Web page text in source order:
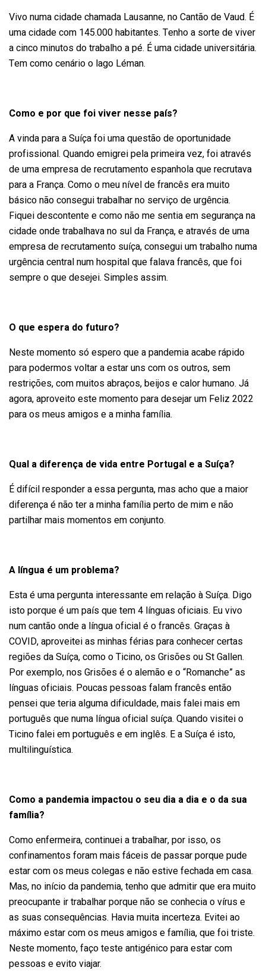
Vivo numa cidade chamada Lausanne, no Cantão de Vaud. É
uma cidade com 145.000 habitantes. Tenho a sorte de viver
a cinco minutos do trabalho a pé. É uma cidade universitária.
Tem como cenário o lago Léman.
Como e por que foi viver nesse país?
A vinda para a Suíça foi uma questão de oportunidade
profissional. Quando emigrei pela primeira vez, foi através
de uma empresa de recrutamento espanhola que recrutava
para a França. Como o meu nível de francês era muito
básico não consegui trabalhar no serviço de urgência.
Fiquei descontente e como não me sentia em segurança na
cidade onde trabalhava no sul da França, e através de uma
empresa de recrutamento suíça, consegui um trabalho numa
urgência central num hospital que falava francês, que foi
sempre o que desejei. Simples assim.
O que espera do futuro?
Neste momento só espero que a pandemia acabe rápido
para podermos voltar a estar uns com os outros, sem
restrições, com muitos abraços, beijos e calor humano. Já
agora, aproveito este momento para desejar um Feliz 2022
para os meus amigos e a minha família.
Qual a diferença de vida entre Portugal e a Suíça?
É difícil responder a essa pergunta, mas acho que a maior
diferença é não ter a minha família perto de mim e não
partilhar mais momentos em conjunto.
A língua é um problema?
Esta é uma pergunta interessante em relação à Suíça. Digo
isto porque é um país que tem 4 línguas oficiais. Eu vivo
num cantão onde a língua oficial é o francês. Graças à
COVID, aproveitei as minhas férias para conhecer certas
regiões da Suíça, como o Ticino, os Grisões ou St Gallen.
Por exemplo, nos Grisões é o alemão e o “Romanche” as
línguas oficiais. Poucas pessoas falam francês então
pensei que teria alguma dificuldade, mais falei mais em
português que numa língua oficial suíça. Quando visitei o
Ticino falei em português e em inglês. E a Suíça é isto,
multilinguística.
Como a pandemia impactou o seu dia a dia e o da sua
família?
Como enfermeira, continuei a trabalhar, por isso, os
confinamentos foram mais fáceis de passar porque pude
estar com os meus colegas e não estive fechada em casa.
Mas, no início da pandemia, tenho que admitir que era muito
preocupante ir trabalhar porque não se conhecia o vírus e
as suas consequências. Havia muita incerteza. Evitei ao
máximo estar com os meus amigos e família, que foi triste.
Neste momento, faço teste antigénico para estar com
pessoas e evito viajar.